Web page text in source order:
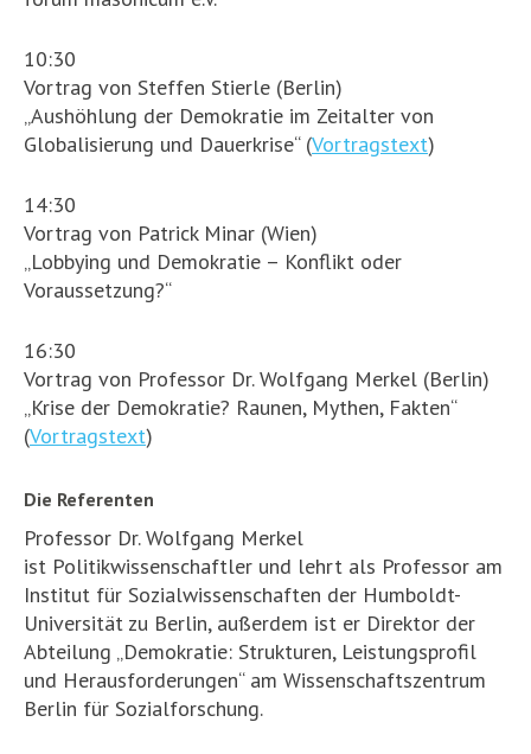
10:30
Vortrag von Steffen Stierle (Berlin)
„Aushöhlung der Demokratie im Zeitalter von
Globalisierung und Dauerkrise“ (Vortragstext)
14:30
Vortrag von Patrick Minar (Wien)
„Lobbying und Demokratie – Konflikt oder
Voraussetzung?“
16:30
Vortrag von Professor Dr. Wolfgang Merkel (Berlin)
„Krise der Demokratie? Raunen, Mythen, Fakten“
(Vortragstext)
Die Referenten
Professor Dr. Wolfgang Merkel
ist Politikwissenschaftler und lehrt als Professor am
Institut für Sozialwissenschaften der Humboldt-
Universität zu Berlin, außerdem ist er Direktor der
Abteilung „Demokratie: Strukturen, Leistungsprofil
und Herausforderungen“ am Wissenschaftszentrum
Berlin für Sozialforschung.